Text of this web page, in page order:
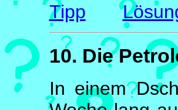
Tipp
10. Die
In einem